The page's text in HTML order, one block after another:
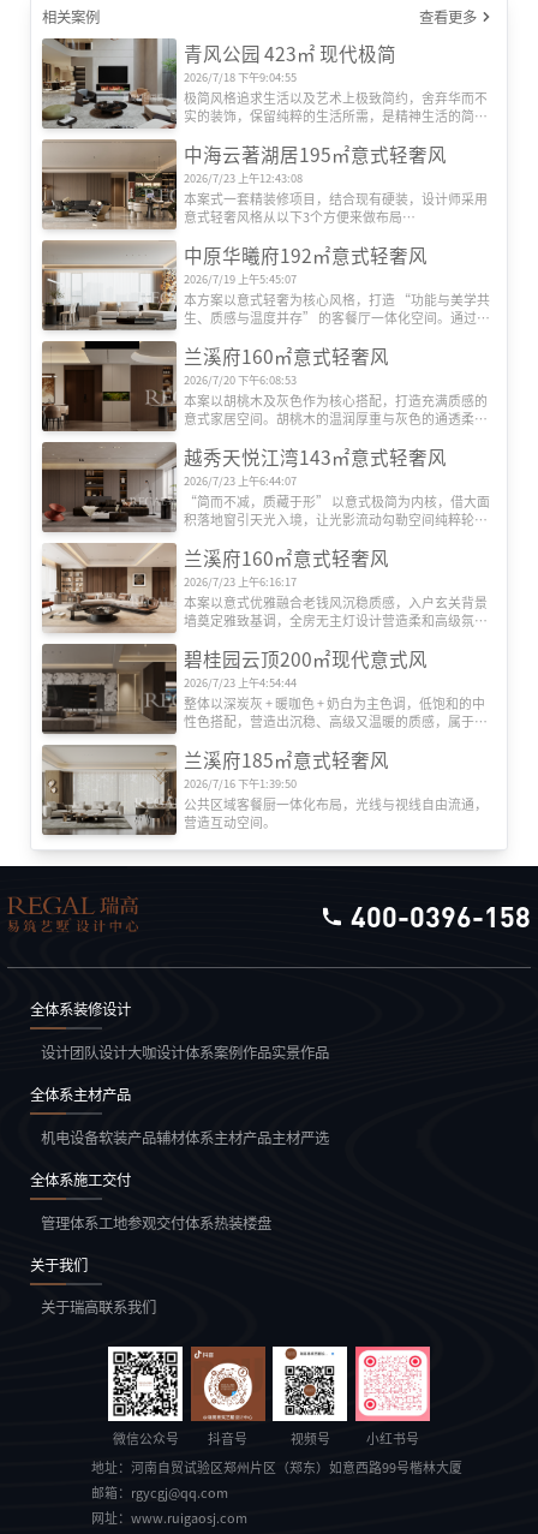
相关案例 查看更多
青风公园 423㎡ 现代极简
2026/7/18 下午9:04:55
极简风格追求生活以及艺术上极致简约，舍弃华而不
实的装饰，保留纯粹的生活所需，是精神生活的简
极简风格奉行一切从简的生活，这样才能够体会到生
活本身带来的快乐。现代简约风格是一种生活态度的
表达，同样极简主义也是一种纯粹的生活态度表达,它
非常注重自然光线的引入，去除了不必要的装饰物、
中海云著湖居195㎡意式轻奢风
2026/7/23 上午12:43:08
本案式一套精装修项目，结合现有硬装，设计师采用
意式轻奢风格从以下3个方便来做布局
让空间通透感、开阔感翻倍。
材质质感：暖棕木饰面 + 金属（茶几 / 吊灯 / 柜框）+
光亮石材地面 + 局部大理石纹理，多重材质叠加出高
级轻奢感。
采光与视野：超大落地窗 + 柔纱帘，既引入充足自然
空间氛围感。
中原华曦府192㎡意式轻奢风
2026/7/19 上午5:45:07
本方案以意式轻奢为核心风格，打造 “功能与美学共
生、质感与温度并存” 的客餐厅一体化空间。通过材
生活的追求与家庭社交的情感需求，实现 “会客、休
兰溪府160㎡意式轻奢风
2026/7/20 下午6:08:53
本案以胡桃木及灰色作为核心搭配，打造充满质感的
意式家居空间。胡桃木的温润厚重与灰色的通透柔和
的永恒美学。
越秀天悦江湾143㎡意式轻奢风
2026/7/23 上午6:44:07
“简而不减，质藏于形” 以意式极简为内核，借大面
积落地窗引天光入境，让光影流动勾勒空间纯粹轮
空间上以利落直线划分功能场域，隐形收纳系统消融
作点睛之笔，摒弃繁复装饰，于材质本真与比例平衡
中传递静谧质感，既契合现代起居的实用诉求，更彰
显克制而高阶的居住美学。
兰溪府160㎡意式轻奢风
2026/7/23 上午6:16:17
本案以意式优雅融合老钱风沉稳质感，入户玄关背景
墙奠定雅致基调，全房无主灯设计营造柔和高级氛
碧桂园云顶200㎡现代意式风
2026/7/23 上午4:54:44
整体以深炭灰 + 暖咖色 + 奶白为主色调，低饱和的中
性色搭配，营造出沉稳、高级又温暖的质感，属于现
全不同的路线，更偏向成熟、克制的美学表达。
兰溪府185㎡意式轻奢风
2026/7/16 下午1:39:50
公共区域客餐厨一体化布局，光线与视线自由流通，
营造互动空间。
400-0396-158
全体系装修设计
设计团队设计大咖设计体系案例作品实景作品
全体系主材产品
机电设备软装产品辅材体系主材产品主材严选
全体系施工交付
管理体系工地参观交付体系热装楼盘
关于我们
关于瑞高联系我们
微信公众号 抖音号 视频号 小红书号
地址： 河南自贸试验区郑州片区（郑东）如意西路99号楷林大厦
邮箱：
rgycgj@qq.com
网址： www.ruigaosj.com